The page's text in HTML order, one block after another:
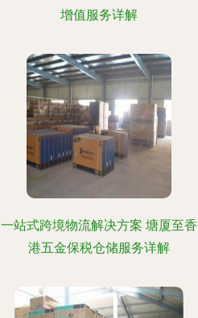
增值服务详解
一站式跨境物流解决方案 塘厦至香
港五金保税仓储服务详解